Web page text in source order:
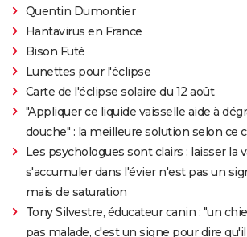
Quentin Dumontier
Hantavirus en France
Bison Futé
Lunettes pour l'éclipse
Carte de l'éclipse solaire du 12 août
"Appliquer ce liquide vaisselle aide à
douche" : la meilleure solution selon ce
Les psychologues sont clairs : laisser la
s'accumuler dans l'évier n'est pas un
mais de saturation
Tony Silvestre, éducateur canin : "un
pas malade, c'est un signe pour dire